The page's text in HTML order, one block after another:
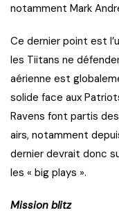
notamment Mark
Ce dernier point est
les Tiitans ne
aérienne est
solide face aux
Ravens font partis
airs, notamment
dernier devrait donc
les « big plays ».
Mission blitz